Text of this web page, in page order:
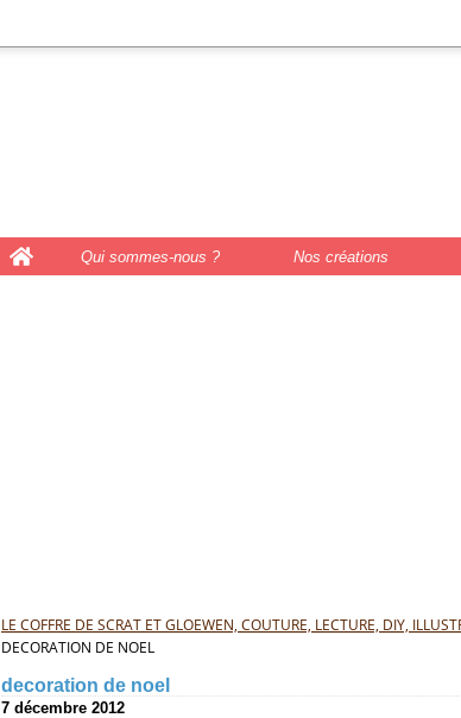
Home
Qui sommes-nous ? Nos créations
LE COFFRE DE SCRAT ET GLOEWEN, COUTURE, LECTURE, DIY,
DECORATION DE NOEL
decoration de noel
7 décembre 2012